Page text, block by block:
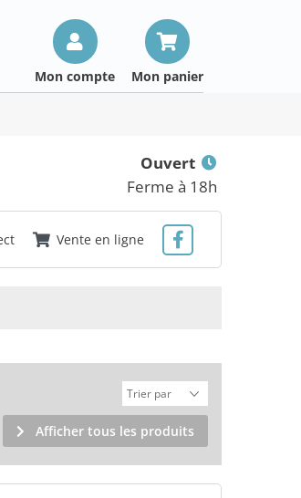
Mon compte Mon panier
Ouvert
Ferme à 18h
Vente en ligne
Afficher tous les produits